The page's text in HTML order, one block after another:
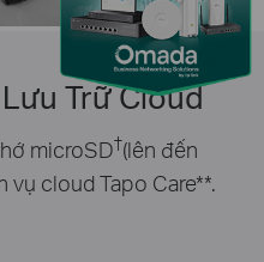
Trữ Cloud
microSD†(lên đến
vụ cloud Tapo Care**